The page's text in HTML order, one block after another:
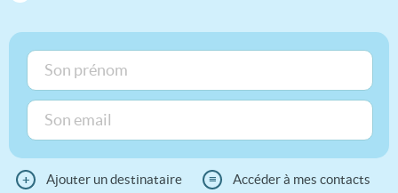
+ Ajouter un destinataire ≡ Accéder à mes contacts